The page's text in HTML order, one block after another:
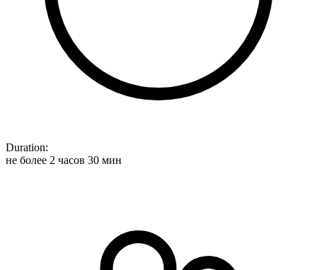
Duration:
не более 2 часов 30 мин